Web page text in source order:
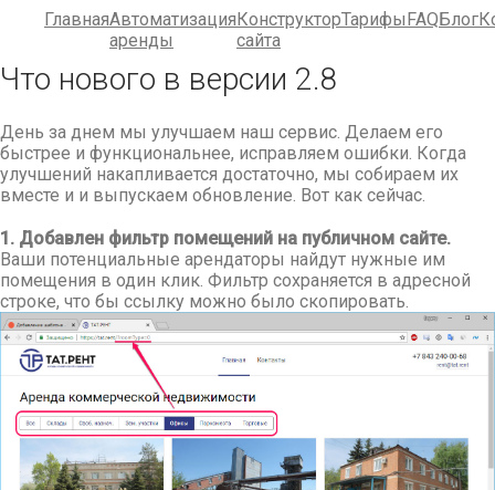
ГлавнаяАвтоматизация
аренды
Конструктор
сайта
ТарифыFAQБлог
аренды
сайта
Что нового в версии 2.8
День за днем мы улучшаем наш сервис. Делаем его
быстрее и функциональнее, исправляем ошибки. Когда
улучшений накапливается достаточно, мы собираем их
вместе и и выпускаем обновление. Вот как сейчас.
1. Добавлен фильтр помещений на публичном сайте.
Ваши потенциальные арендаторы найдут нужные им
помещения в один клик. Фильтр сохраняется в адресной
строке, что бы ссылку можно было скопировать.